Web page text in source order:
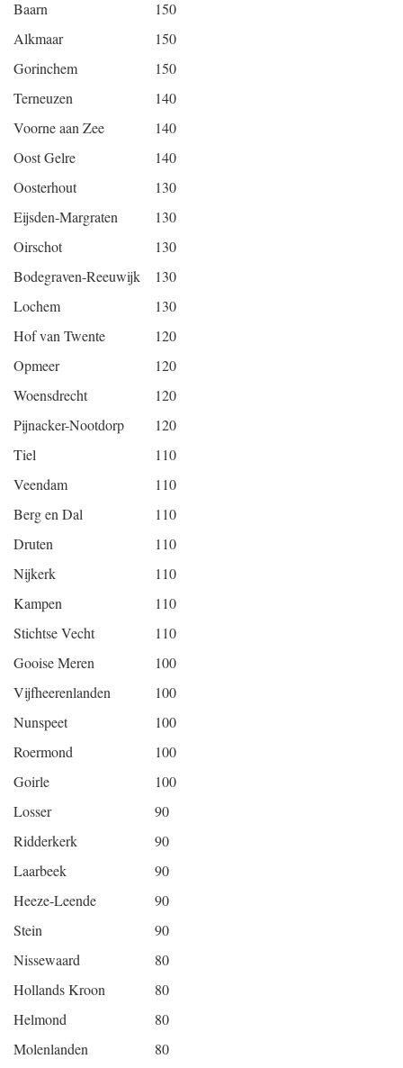
Baarn
150
Alkmaar
150
Gorinchem
150
Terneuzen
140
Voorne aan Zee
140
Oost Gelre
140
Oosterhout
130
Eijsden-Margraten
130
Oirschot
130
Bodegraven-Reeuwijk
130
Lochem
130
Hof van Twente
120
Opmeer
120
Woensdrecht
120
Pijnacker-Nootdorp
120
Tiel
110
Veendam
110
Berg en Dal
110
Druten
110
Nijkerk
110
Kampen
110
Stichtse Vecht
110
Gooise Meren
100
Vijfheerenlanden
100
Nunspeet
100
Roermond
100
Goirle
100
Losser
90
Ridderkerk
90
Laarbeek
90
Heeze-Leende
90
Stein
90
Nissewaard
80
Hollands Kroon
80
Helmond
80
Molenlanden
80